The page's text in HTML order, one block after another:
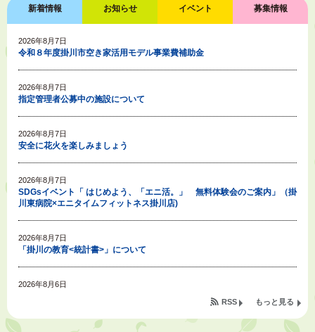
新着情報 お知らせ イベント 募集情報
2026年8月7日
令和８年度掛川市空き家活用モデル事業費補助金
2026年8月7日
指定管理者公募中の施設について
2026年8月7日
安全に花火を楽しみましょう
2026年8月7日
SDGsイベント「 はじめよう、「エニ活。」 無料体験会のご案内」（掛
川東病院×エニタイムフィットネス掛川店)
2026年8月7日
「掛川の教育<統計書>」について
2026年8月6日
令和８年度公民館等（大東北公民館、大須賀中央公民館）講座のお知らせ
もっと見る
RSS